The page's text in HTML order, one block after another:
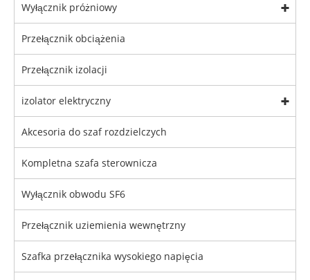
Wyłącznik próżniowy
Przełącznik obciążenia
Przełącznik izolacji
izolator elektryczny
Akcesoria do szaf rozdzielczych
Kompletna szafa sterownicza
Wyłącznik obwodu SF6
Przełącznik uziemienia wewnętrzny
Szafka przełącznika wysokiego napięcia